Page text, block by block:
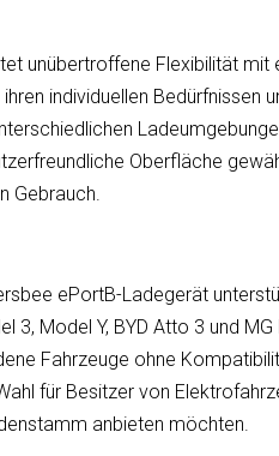
unübertroffene Flexibilität
individuellen Bedürfnissen
Oberfläche
Gebrauch.
ePortB-Ladegerät
3, Model Y, BYD Atto 3 und
Fahrzeuge ohne
für Besitzer von
anbieten möchten.